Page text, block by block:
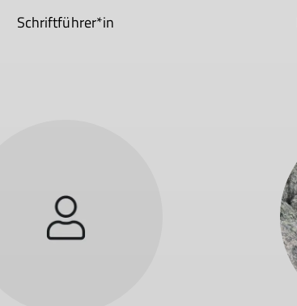
Schriftführer*in